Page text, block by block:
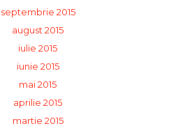
septembrie 2015
august 2015
iulie 2015
iunie 2015
mai 2015
aprilie 2015
martie 2015